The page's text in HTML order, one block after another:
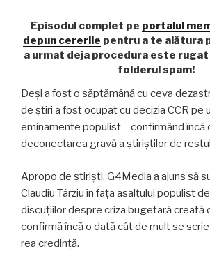
Episodul complet pe portalul
depun cererile pentru a te alătura
a urmat deja procedura este rugat
folderul spam!
Deși a fost o săptămână cu ceva
de știri a fost ocupat cu decizia CCR pe
eminamente populist – confirmând încă
deconectarea gravă a știriștilor de
Apropo de știriști, G4Media a ajuns să
Claudiu Târziu în fața asaltului populist
discuțiilor despre criza bugetară creată
confirmă încă o dată cât de mult se
rea credință.